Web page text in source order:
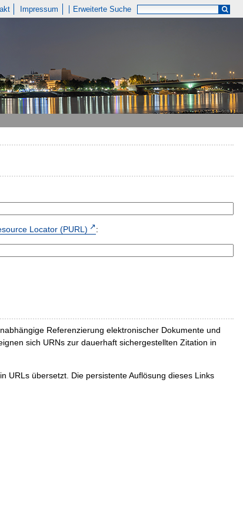
Impressum Erweiterte Suche
Locator (PURL) :
Referenzierung elektronischer Dokumente und
sich URNs zur dauerhaft sichergestellten Zitation in
URLs übersetzt. Die persistente Auflösung dieses Links